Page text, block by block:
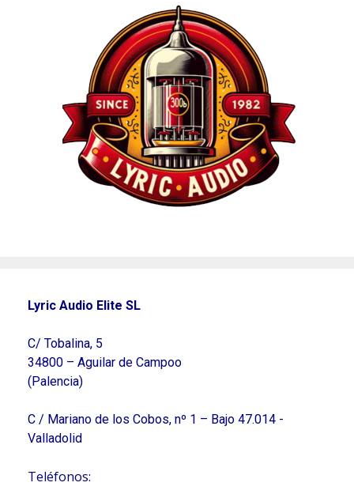
Lyric Audio Elite SL
C/ Tobalina, 5
34800 – Aguilar de Campoo
(Palencia)
C / Mariano de los Cobos, nº 1 – Bajo 47.014 -
Valladolid
Teléfonos: